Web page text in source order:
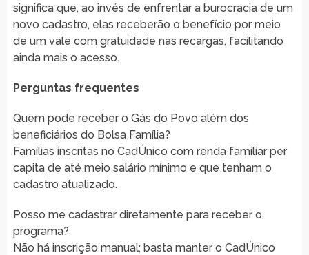
significa que, ao invés de enfrentar a burocracia de um
novo cadastro, elas receberão o benefício por meio
de um vale com gratuidade nas recargas, facilitando
ainda mais o acesso.
Perguntas frequentes
Quem pode receber o Gás do Povo além dos
beneficiários do Bolsa Família?
Famílias inscritas no CadÚnico com renda familiar per
capita de até meio salário mínimo e que tenham o
cadastro atualizado.
Posso me cadastrar diretamente para receber o
programa?
Não há inscrição manual; basta manter o CadÚnico